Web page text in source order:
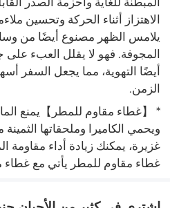
الاهتزاز أثناء الحركة وتحسين
يلامس الظهر مصنوع أيضًا من
المجوفة. فهو لا يقلل العبء
أيضًا التهوية، مما يجعل السفر
الزمن.
* 【غطاء مقاوم للمطر】يمنع
ويحمي الكاميرا وملحقاتها
غزيرة، يمكنك زيادة أداء
غطاء مقاوم للمطر يأتي مع غطاء